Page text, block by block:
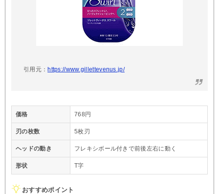
引用元： https://www.gillettevenus.jp/
価格 768円
刃の枚数 5枚刃
ヘッドの動き フレキシボール付きで前後左右に動く
形状 T字
おすすめポイント